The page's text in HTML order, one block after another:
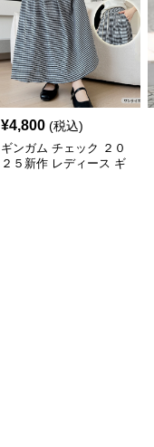
¥4,800 (税込)
ギンガム チェック ２０
２５新作 レディース ギ